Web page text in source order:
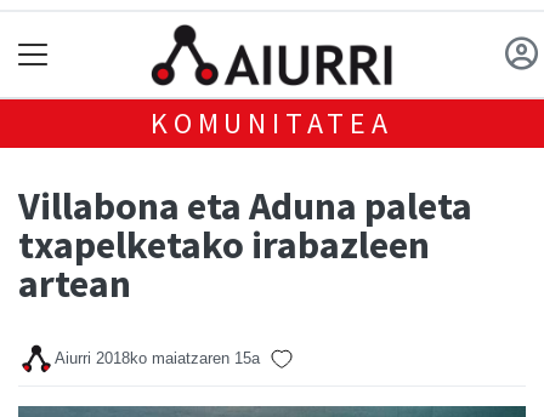
KOMUNITATEA
Villabona eta Aduna paleta
txapelketako irabazleen
artean
Aiurri 2018ko maiatzaren 15a